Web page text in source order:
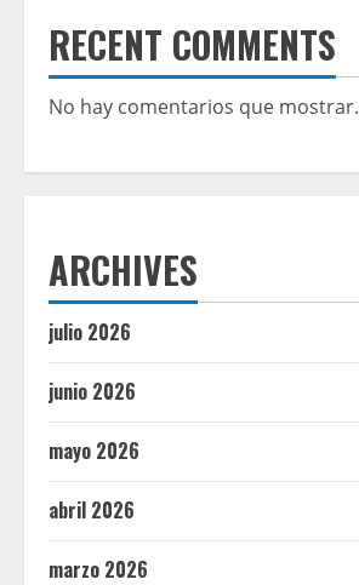
RECENT COMMENTS
No hay comentarios que mostrar.
ARCHIVES
julio 2026
junio 2026
mayo 2026
abril 2026
marzo 2026